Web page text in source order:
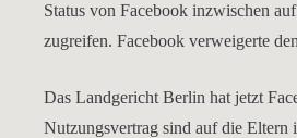
Status von Facebook inzwischen
zugreifen. Facebook verweigerte
Das Landgericht Berlin hat jetzt
Nutzungsvertrag sind auf die Eltern